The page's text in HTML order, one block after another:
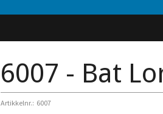
6007 - Bat
Artikkelnr.: 6007